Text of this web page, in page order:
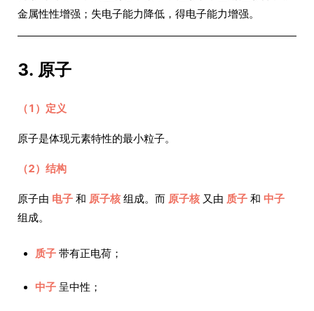
金属性性增强；失电子能力降低，得电子能力增强。
3. 原子
（1）定义
原子是体现元素特性的最小粒子。
（2）结构
原子由 电子 和 原子核组成。而 原子核又由 质子 和 中子
组成。
质子 带有正电荷；
中子 呈中性；